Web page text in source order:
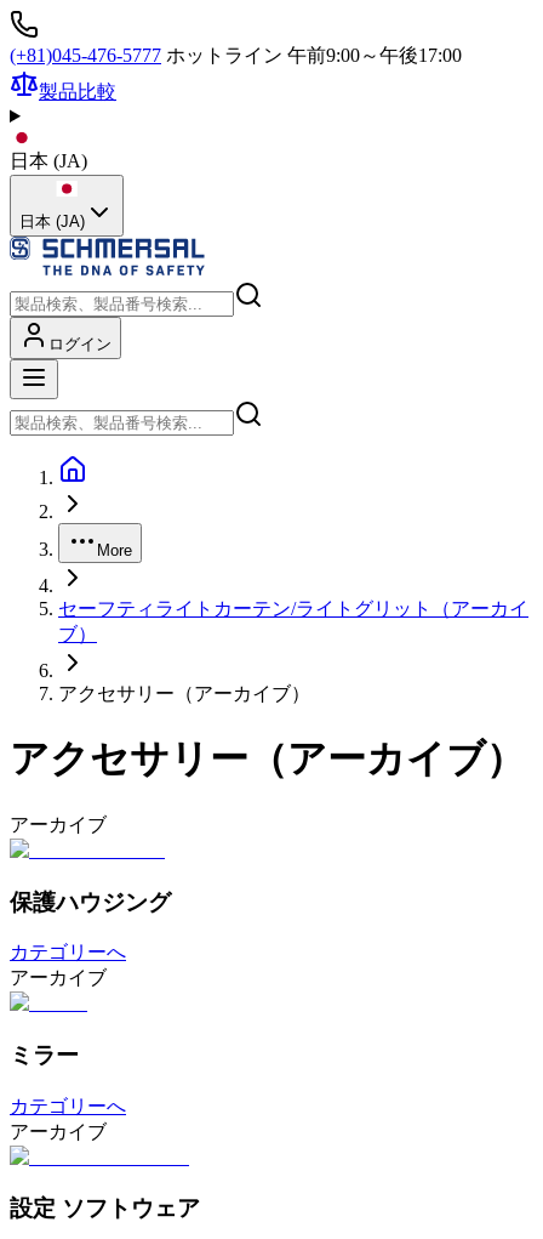
(+81)045-476-5777 ホットライン 午前9:00～午後17:00
製品比較
日本 (JA)
日本 (JA)
ログイン
More
セーフティライトカーテン/ライトグリット（アーカイ
ブ）
アクセサリー（アーカイブ）
アクセサリー（アーカイブ）
アーカイブ
保護ハウジング
カテゴリーへ
アーカイブ
ミラー
カテゴリーへ
アーカイブ
設定 ソフトウェア